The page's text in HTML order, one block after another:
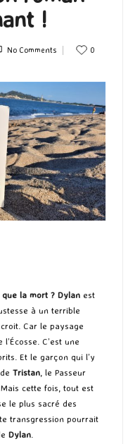
!
No Comments 0
la mort ? Dylan est
à un terrible
croit. Car le paysage
C’est une
Et le garçon qui l’y
Tristan, le Passeur
cette fois, tout est
le plus sacré des
transgression pourrait
Dylan.